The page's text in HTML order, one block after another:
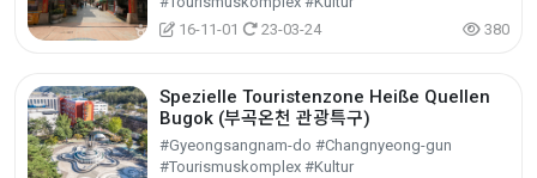
16-11-01
23-03-24 380
Spezielle Touristenzone Heiße Quellen
Bugok (부곡온천 관광특구)
#Gyeongsangnam-do #Changnyeong-gun
#Tourismuskomplex #Kultur